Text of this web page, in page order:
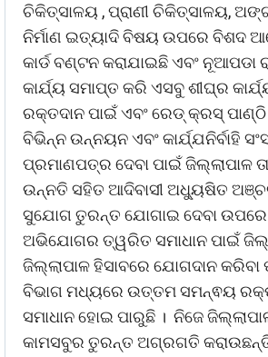
ଚିକିତ୍ସାଳୟ , ପ୍ରାଣୀ ଚିକିତ୍ସାଳୟ,
ନିର୍ମାଣ ଇତ୍ୟାଦି ବିଷୟ ଉପରେ ବିଶଦ
କାର୍ଡ ବଣ୍ଟନ କରାଯାଇଛି ଏବଂ
କାର୍ଯ୍ୟ ସମାପ୍ତ କରି ଏସବୁ ଶୀଘ୍ର
ରକ୍ତଦାନ ପାଇଁ ଏବଂ ରେଡ୍ କ୍ରସ୍
ବିଭିନ୍ନ ଉନ୍ନୟନ ଏବଂ କାର୍ଯ୍ଯନିର୍ବାହି
ପ୍ରମାଣପତ୍ର ଦେବା ପାଇଁ ଜିଲ୍ଲାପାଳ
ଉନ୍ନତି ସହିତ ଆଦିବାସୀ ଅଧ୍ୟୁଷିତ
ସୁଯୋଗ ତୁରନ୍ତ ଯୋଗାଇ ଦେବା
ଅଭିଯୋଗର ତ୍ୱରିତ ସମାଧାନ ପାଇଁ
ଜିଲ୍ଲାପାଳ ହିସାବରେ ଯୋଗଦାନ
ବିଭାଗ ମଧ୍ୟରେ ଉତ୍ତମ ସମନ୍ଵୟ
ସମାଧାନ ହୋଇ ପାରୁଛି । ନିଜେ
କାମସବୁର ତୁରନ୍ତ ଅଗ୍ରଗତି